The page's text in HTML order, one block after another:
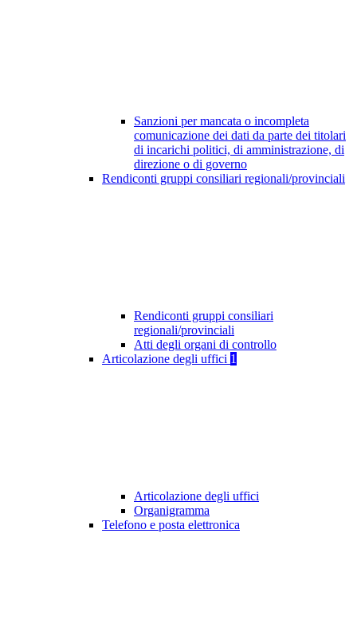
Sanzioni per mancata o incompleta
comunicazione dei dati da parte dei titolari
di incarichi politici, di amministrazione, di
direzione o di governo
Rendiconti gruppi consiliari regionali/provinciali
Rendiconti gruppi consiliari
regionali/provinciali
Atti degli organi di controllo
Articolazione degli uffici 1
Articolazione degli uffici
Organigramma
Telefono e posta elettronica